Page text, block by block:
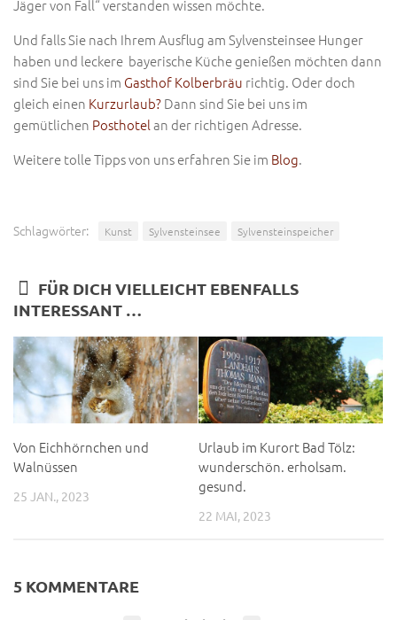
Jäger von Fall“ verstanden wissen möchte.
Und falls Sie nach Ihrem Ausflug am Sylvensteinsee Hunger
haben und leckere bayerische Küche genießen möchten dann
sind Sie bei uns im Gasthof Kolberbräu richtig. Oder doch
gleich einen Kurzurlaub?Dann sind Sie bei uns im
gemütlichen Posthotelan der richtigen Adresse.
Weitere tolle Tipps von uns erfahren Sie im Blog.
Schlagwörter: Kunst Sylvensteinsee Sylvensteinspeicher
FÜR DICH VIELLEICHT EBENFALLS
INTERESSANT …
Von Eichhörnchen und
Walnüssen
25 JAN., 2023
Urlaub im Kurort Bad Tölz:
wunderschön. erholsam.
gesund.
22 MAI, 2023
5 KOMMENTARE